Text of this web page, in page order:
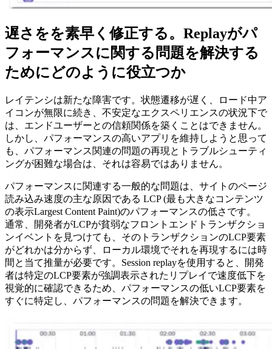
遅さをを素早く修正する。Replayがパ
フォーマンスに関する問題を解決する
ためにどのように役立つか
レイテンシは新たな障害です。状態遷移が遅く、ロード中ア
イコンが無限に続き、不安定なエクスペリエンスの状況下で
は、エンドユーザーとの信頼関係を築くことはできません。
しかし、パフォーマンスの高いアプリを維持しようと思って
も、パフォーマンス関連の問題の再現とトラブルシューティ
ングが困難な場合は、それは容易ではありません。
パフォーマンスに関連する一般的な問題は、サイトのページ
読み込み速度の主な原因である LCP (最も大きなコンテンツ
の表示Largest Content Paint)のパフォーマンスの低さです。
通常、開発者がLCPが貧弱なフロントエンドトランザクショ
ンイベントを見つけても、そのトランザクションのLCP要素
がどれかは分からず、ローカル環境でそれを再現するには時
間と当て推量が必要です。Session replayを使用すると、開発
者は特定のLCP要素が強調表示されたリプレイで速度低下を
視覚的に確認できるため、パフォーマンスの低いLCP要素を
すぐに特定し、パフォーマンスの問題を解決できます。